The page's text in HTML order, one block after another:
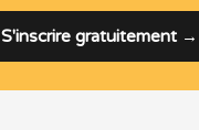
S'inscrire gratuitement →